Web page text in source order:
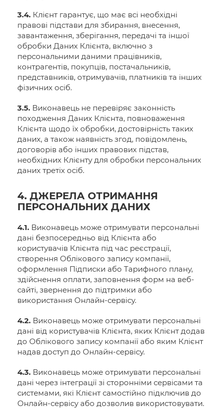
3.4. Клієнт гарантує, що має всі необхідні
правові підстави для збирання, внесення,
завантаження, зберігання, передачі та іншої
обробки Даних Клієнта, включно з
персональними даними працівників,
контрагентів, покупців, постачальників,
представників, отримувачів, платників та інших
фізичних осіб.
3.5. Виконавець не перевіряє законність
походження Даних Клієнта, повноваження
Клієнта щодо їх обробки, достовірність таких
даних, а також наявність згод, повідомлень,
договорів або інших правових підстав,
необхідних Клієнту для обробки персональних
даних третіх осіб.
4. ДЖЕРЕЛА ОТРИМАННЯ
ПЕРСОНАЛЬНИХ ДАНИХ
4.1. Виконавець може отримувати персональні
дані безпосередньо від Клієнта або
користувачів Клієнта під час реєстрації,
створення Облікового запису компанії,
оформлення Підписки або Тарифного плану,
здійснення оплати, заповнення форм на веб-
сайті, звернення до підтримки або
використання Онлайн-сервісу.
4.2. Виконавець може отримувати персональні
дані від користувачів Клієнта, яких Клієнт додав
до Облікового запису компанії або яким Клієнт
надав доступ до Онлайн-сервісу.
4.3. Виконавець може отримувати персональні
дані через інтеграції зі сторонніми сервісами та
системами, які Клієнт самостійно підключив до
Онлайн-сервісу або дозволив використовувати.